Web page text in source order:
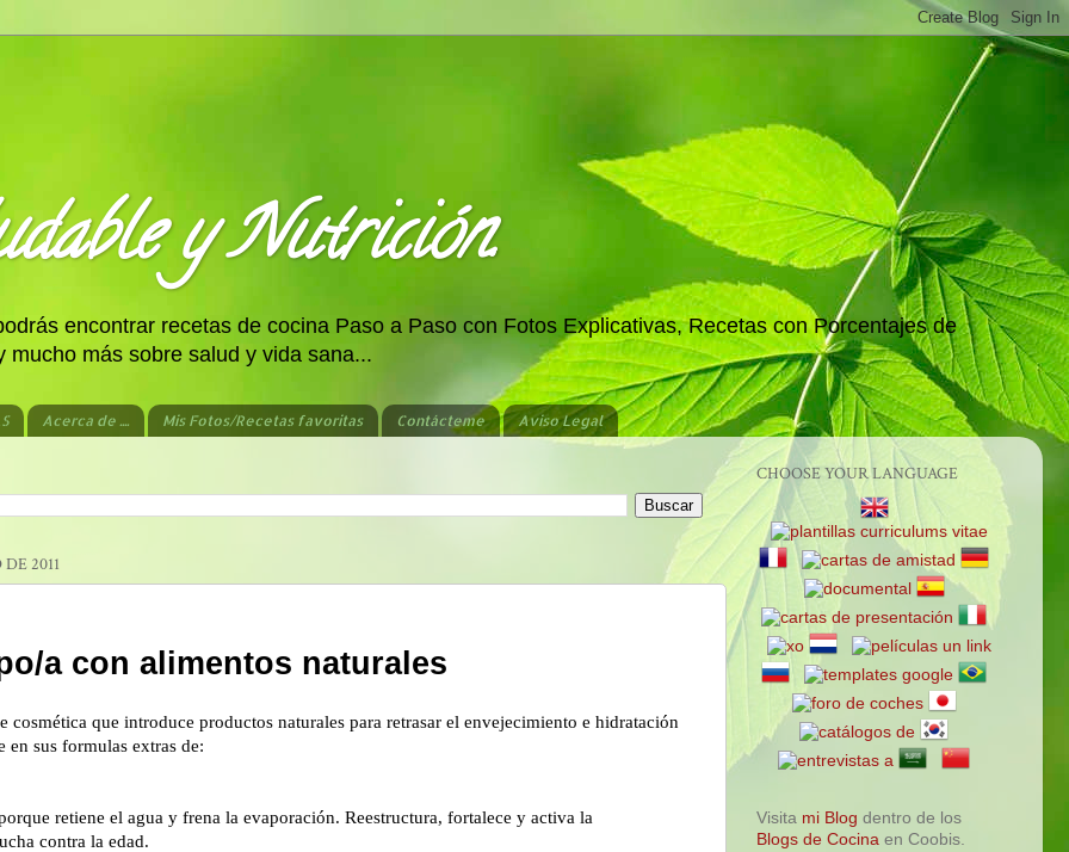
y Nutrición.
encontrar recetas de cocina Paso a Paso con Fotos Explicativas, Recetas con Porcentajes de
más sobre salud y vida sana...
Acerca de .... Mis Fotos/Recetas favoritas Contácteme Aviso Legal
2011
a con alimentos naturales
cosmética que introduce productos naturales para retrasar el envejecimiento e hidratación
en sus formulas extras de:
retiene el agua y frena la evaporación. Reestructura, fortalece y activa la
contra la edad.
CHOOSE YOUR LANGUAGE
Visita mi Blog dentro de los
Blogs de Cocina en Coobis.